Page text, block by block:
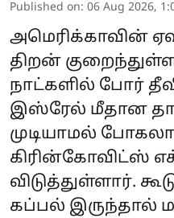
Published on: 06 Aug 2026,
அமெரிக்காவின்
திறன்
நாட்களில் போர்
இஸ்ரேல் மீதான
முடியாமல்
கிரின்கோவிட்ஸ்
விடுத்துள்ளார்.
கப்பல் இருந்தால்